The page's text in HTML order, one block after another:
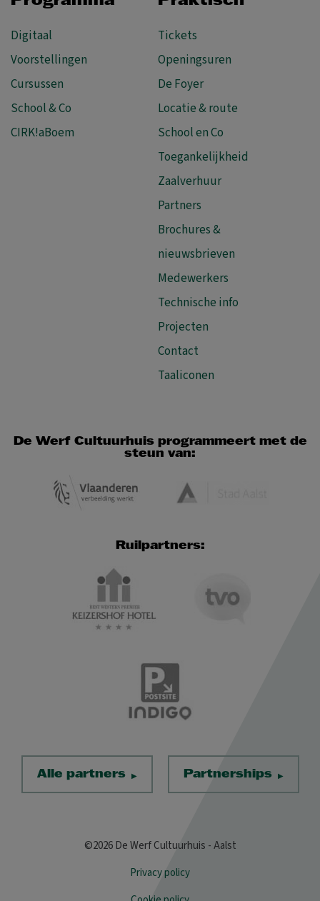
Digitaal
Voorstellingen
Cursussen
School & Co
CIRK!aBoem
Tickets
Openingsuren
De Foyer
Locatie & route
School en Co
Toegankelijkheid
Zaalverhuur
Partners
Brochures &
nieuwsbrieven
Medewerkers
Technische info
Projecten
Contact
Taaliconen
De Werf Cultuurhuis programmeert met de
steun van:
Ruilpartners:
Alle partners Partnerships
©2026 De Werf Cultuurhuis - Aalst
Privacy policy